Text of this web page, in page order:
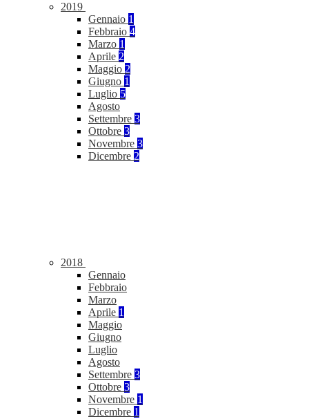
2019
Gennaio 1
Febbraio 4
Marzo 1
Aprile 2
Maggio 2
Giugno 1
Luglio 5
Agosto
Settembre 3
Ottobre 3
Novembre 3
Dicembre 2
2018
Gennaio
Febbraio
Marzo
Aprile 1
Maggio
Giugno
Luglio
Agosto
Settembre 3
Ottobre 3
Novembre 1
Dicembre 1